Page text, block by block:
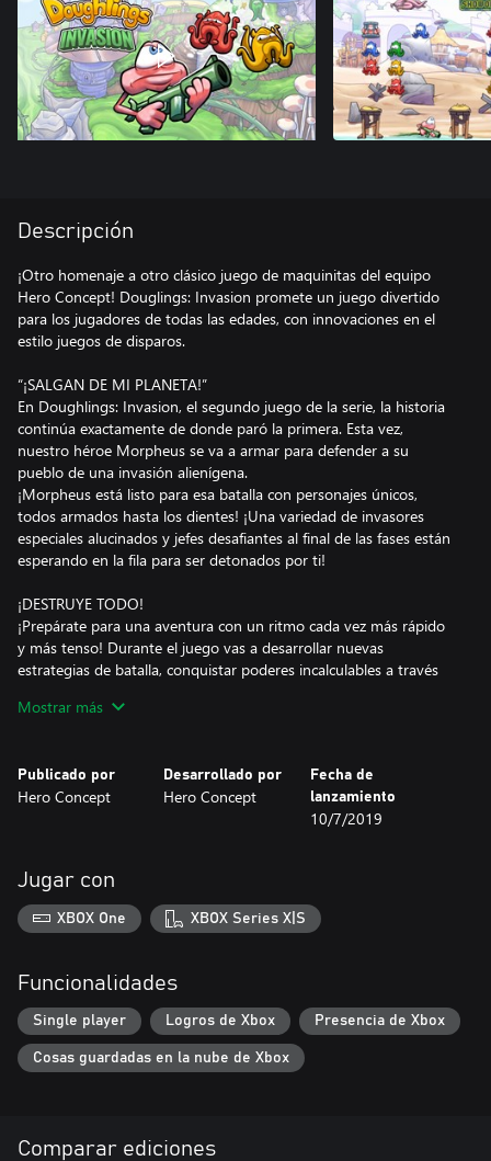
Descripción
¡Otro homenaje a otro clásico juego de maquinitas del equipo
Hero Concept! Douglings: Invasion promete un juego divertido
para los jugadores de todas las edades, con innovaciones en el
estilo juegos de disparos.
“¡SALGAN DE MI PLANETA!”
En Doughlings: Invasion, el segundo juego de la serie, la historia
continúa exactamente de donde paró la primera. Esta vez,
nuestro héroe Morpheus se va a armar para defender a su
pueblo de una invasión alienígena.
¡Morpheus está listo para esa batalla con personajes únicos,
todos armados hasta los dientes! ¡Una variedad de invasores
especiales alucinados y jefes desafiantes al final de las fases están
esperando en la fila para ser detonados por ti!
¡DESTRUYE TODO!
¡Prepárate para una aventura con un ritmo cada vez más rápido
y más tenso! Durante el juego vas a desarrollar nuevas
estrategias de batalla, conquistar poderes incalculables a través
especiales indeseados un infierno con tus increíbles poderes
Mostrar más
Publicado por
Hero Concept
Desarrollado por
Hero Concept
Fecha de
lanzamiento
10/7/2019
Jugar con
XBOX One XBOX Series X|S
Funcionalidades
Single player Logros de Xbox Presencia de Xbox
Cosas guardadas en la nube de Xbox
Comparar ediciones